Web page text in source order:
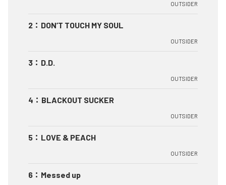
OUTSIDER
2 ： DON’T TOUCH MY SOUL
OUTSIDER
3 ： D.D.
OUTSIDER
4 ： BLACKOUT SUCKER
OUTSIDER
5 ： LOVE & PEACH
OUTSIDER
6 ： Messed up